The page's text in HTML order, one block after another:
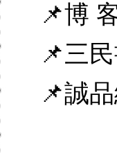
📌博
📌三民
📌誠品